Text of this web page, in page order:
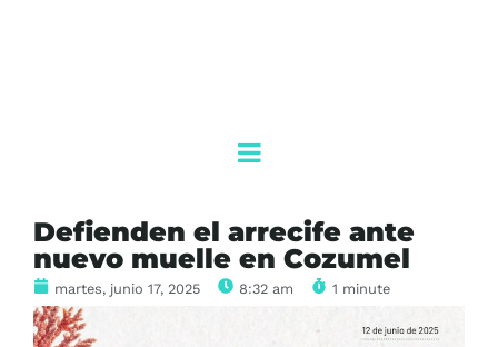
Defienden el arrecife ante
nuevo muelle en Cozumel
martes, junio 17, 2025 8:32 am 1 minute